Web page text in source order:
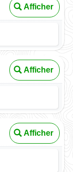
Afficher
Afficher
Afficher